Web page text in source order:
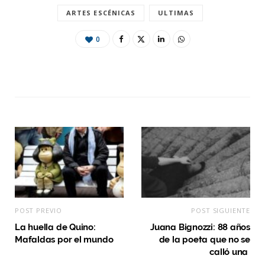
ARTES ESCÉNICAS ULTIMAS
0
POST PREVIO
La huella de Quino:
Mafaldas por el mundo
POST SIGUIENTE
Juana Bignozzi: 88 años
de la poeta que no se
calló una